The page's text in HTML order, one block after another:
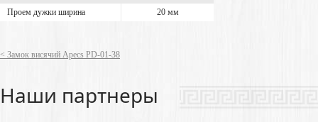
Проем дужки ширина
20 мм
< Замок висячий Apecs PD-01-38
Наши партнеры